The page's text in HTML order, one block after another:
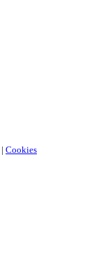
| Cookies